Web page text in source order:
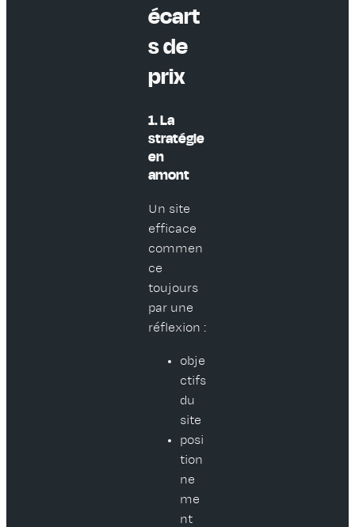
écart
s de
prix
1. La
stratégie
en
amont
Un site
efficace
commen
ce
toujours
par une
réflexion :
obje
ctifs
du
site
posi
tion
ne
me
nt